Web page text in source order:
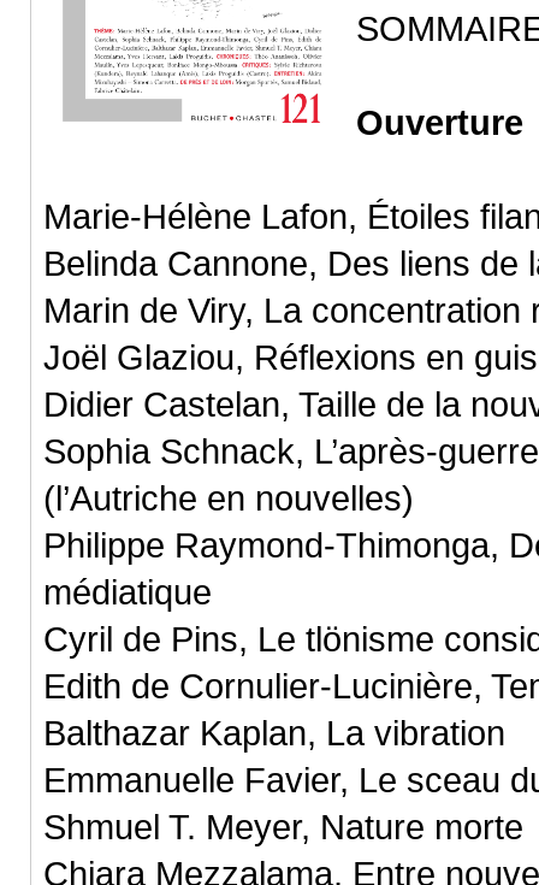
Ouverture
Marie-Hélène Lafon, Étoiles
Belinda Cannone, Des liens de
Marin de Viry, La concentration
Joël Glaziou, Réflexions en
Didier Castelan, Taille de la
Sophia Schnack, L’après-
(l’Autriche en nouvelles)
Philippe Raymond-Thimonga,
médiatique
Cyril de Pins, Le tlönisme
Edith de Cornulier-Lucinière,
Balthazar Kaplan, La vibration
Emmanuelle Favier, Le sceau
Shmuel T. Meyer, Nature morte
Chiara Mezzalama, Entre